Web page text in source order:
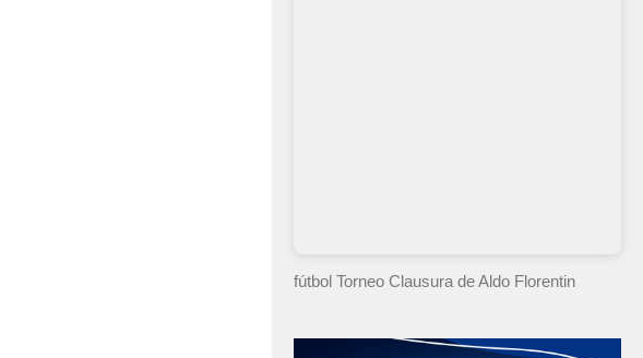
fútbol Torneo Clausurade Aldo Florentin